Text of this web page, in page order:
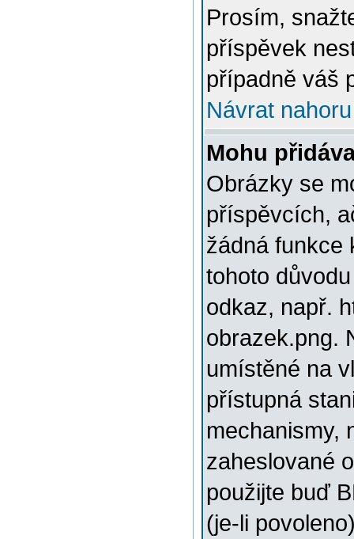
Prosím,
příspěvek
případně váš
Návrat nahoru
Mohu
Obrázky se
příspěvcích,
žádná funkce
tohoto
odkaz, např.
obrazek.png.
umístěné na
přístupná
mechanismy,
zaheslované
použijte buď
(je-li